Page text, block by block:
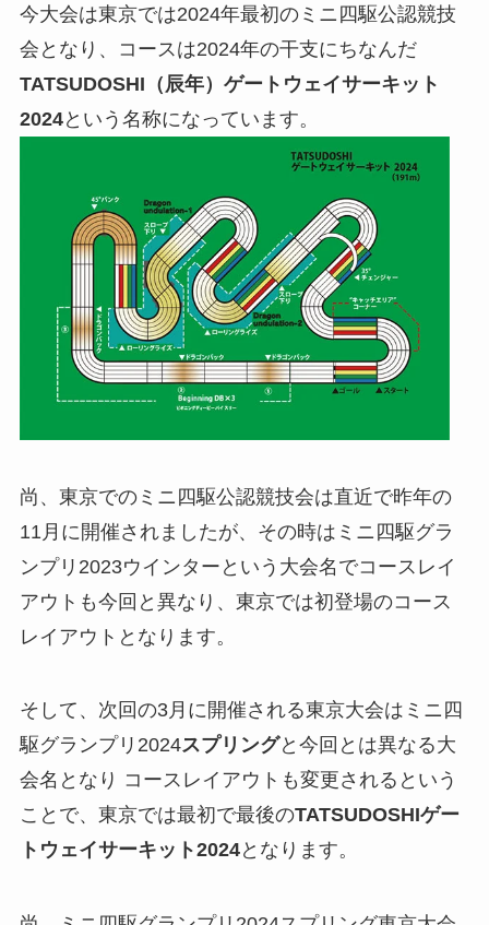
今大会は東京では2024年最初のミニ四駆公認競技
会となり、コースは2024年の干支にちなんだ
TATSUDOSHI（辰年）ゲートウェイサーキット
2024という名称になっています。
尚、東京でのミニ四駆公認競技会は直近で昨年の
11月に開催されましたが、その時はミニ四駆グラ
ンプリ2023ウインターという大会名でコースレイ
アウトも今回と異なり、東京では初登場のコース
レイアウトとなります。
そして、次回の3月に開催される東京大会はミニ四
駆グランプリ2024スプリングと今回とは異なる大
会名となり コースレイアウトも変更されるという
ことで、東京では最初で最後のTATSUDOSHIゲー
トウェイサーキット2024となります。